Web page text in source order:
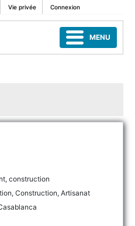
Vie privée Connexion
MENU
construction
Construction, Artisanat